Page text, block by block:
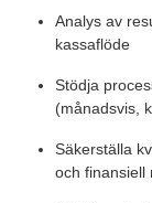
Analys av
kassaflöde
Stödja
(månadsvis,
Säkerställa
och finansiell